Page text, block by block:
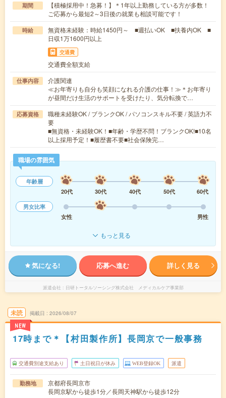
期間
【積極採用中！急募！】＊1年以上勤務している方が多数！
ご応募から最短2～3日後の就業も相談可能です！
時給
無資格未経験：時給1450円～ ■週払いOK ■扶養内OK ■
日収1万1600円以上
交通費
交通費全額支給
仕事内容
介護関連
≪お年寄りも自分も笑顔になれる介護の仕事！≫＊お年寄り
が昼間だけ生活のサポートを受けたり、気分転換で…
応募資格
職種未経験OK / ブランクOK / パソコンスキル不要 / 英語力不
要
■無資格・未経験OK！■年齢・学歴不問！ブランクOK!■10名
以上採用予定！■履歴書不要■社会保険完…
職場の雰囲気
年齢層
20代
30代 40代 50代
60代
男女比率
女性
男性
もっと見る
気になる! 応募へ進む 詳しく見る
派遣会社 日研トータルソーシング株式会社 メディカルケア事業部
未読
NEW
掲載日 2026/08/07
17時まで＊【村田製作所】長岡京で一般事務
交通費別途支給あり 土日祝日が休み WEB登録OK 派遣
勤務地
京都府長岡京市
長岡京駅から徒歩1分／長岡天神駅から徒歩12分